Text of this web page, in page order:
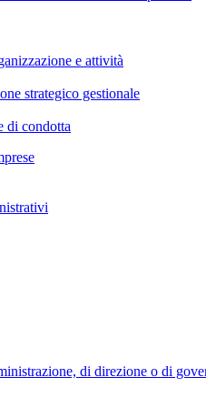
e attività
strategico gestionale
di condotta
di direzione o di